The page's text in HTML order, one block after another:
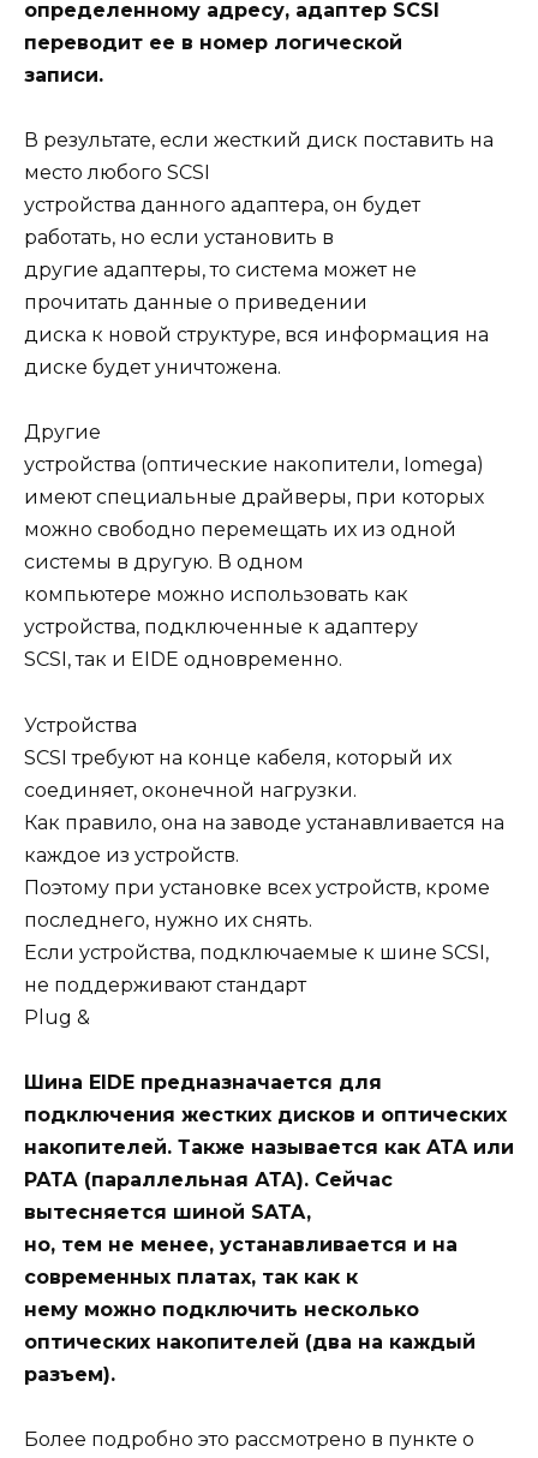
определенному адресу, адаптер SCSI
переводит ее в номер логической
записи.
В результате, если жесткий диск поставить на
место любого SCSI
устройства данного адаптера, он будет
работать, но если установить в
другие адаптеры, то система может не
прочитать данные о приведении
диска к новой структуре, вся информация на
диске будет уничтожена.
Другие
устройства (оптические накопители, Iomega)
имеют специальные драйверы, при которых
можно свободно перемещать их из одной
системы в другую. В одном
компьютере можно использовать как
устройства, подключенные к адаптеру
SCSI, так и EIDE одновременно.
Устройства
SCSI требуют на конце кабеля, который их
соединяет, оконечной нагрузки.
Как правило, она на заводе устанавливается на
каждое из устройств.
Поэтому при установке всех устройств, кроме
последнего, нужно их снять.
Если устройства, подключаемые к шине SCSI,
не поддерживают стандарт
Plug &
Шина EIDE предназначается для
подключения жестких дисков и оптических
накопителей. Также называется как ATA или
РАТА (параллельная АТА). Сейчас
вытесняется шиной SATA,
но, тем не менее, устанавливается и на
современных платах, так как к
нему можно подключить несколько
оптических накопителей (два на каждый
разъем).
Более подробно это рассмотрено в пункте о